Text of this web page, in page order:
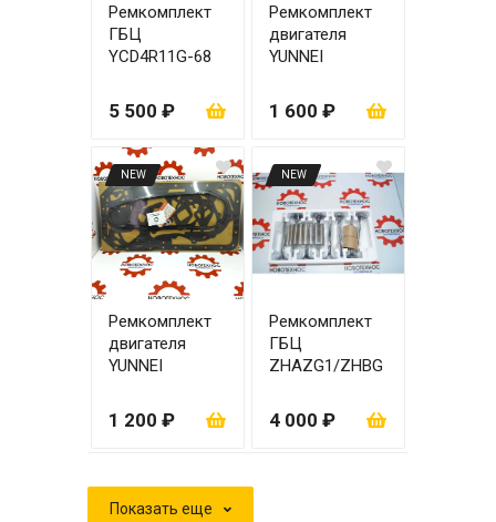
Ремкомплект
ГБЦ
YCD4R11G-68
0)
5 500 ₽
Ремкомплект
двигателя
YUNNEI
1 600 ₽
NEW
Ремкомплект
двигателя
YUNNEI
1 200 ₽
NEW
Ремкомплект
ГБЦ
ZHAZG1/ZHBG
4 000 ₽
Показать еще